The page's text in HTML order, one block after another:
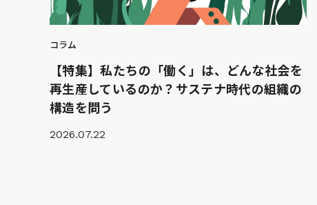
コラム
【特集】私たちの「働く」は、どんな社会を
再生産しているのか？サステナ時代の組織の
構造を問う
2026.07.22